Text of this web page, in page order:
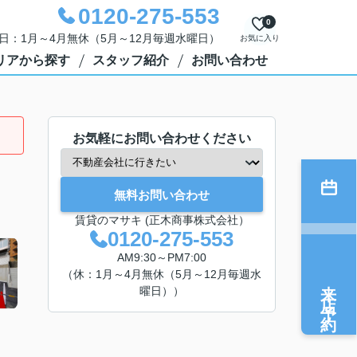
0120-275-553
1月～4月無休（5月～12月毎週水曜日） お気に入り
0
アから探す スタッフ紹介 お問い合わせ
お気軽にお問い合わせください
無料お問い合わせ
賃貸のマサキ (正木商事株式会社）
0120-275-553
AM9:30～PM7:00
（休：1月～4月無休（5月～12月毎週水
曜日））
来店予約